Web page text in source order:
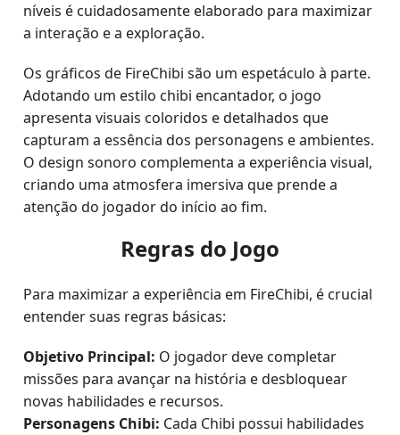
níveis é cuidadosamente elaborado para maximizar
a interação e a exploração.
Os gráficos de FireChibi são um espetáculo à parte.
Adotando um estilo chibi encantador, o jogo
apresenta visuais coloridos e detalhados que
capturam a essência dos personagens e ambientes.
O design sonoro complementa a experiência visual,
criando uma atmosfera imersiva que prende a
atenção do jogador do início ao fim.
Regras do Jogo
Para maximizar a experiência em FireChibi, é crucial
entender suas regras básicas:
Objetivo Principal: O jogador deve completar
missões para avançar na história e desbloquear
novas habilidades e recursos.
Personagens Chibi: Cada Chibi possui habilidades